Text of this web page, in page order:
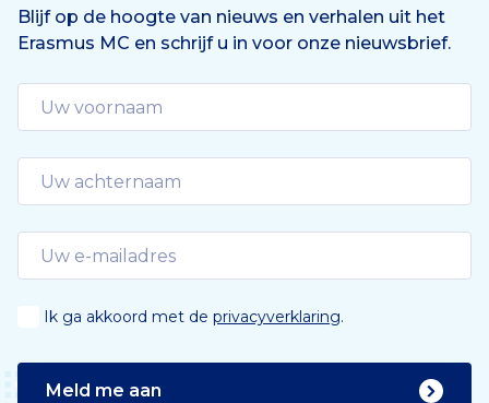
Blijf op de hoogte van nieuws en verhalen uit het
Erasmus MC en schrijf u in voor onze nieuwsbrief.
Ik ga akkoord met de privacyverklaring.
Meld me aan